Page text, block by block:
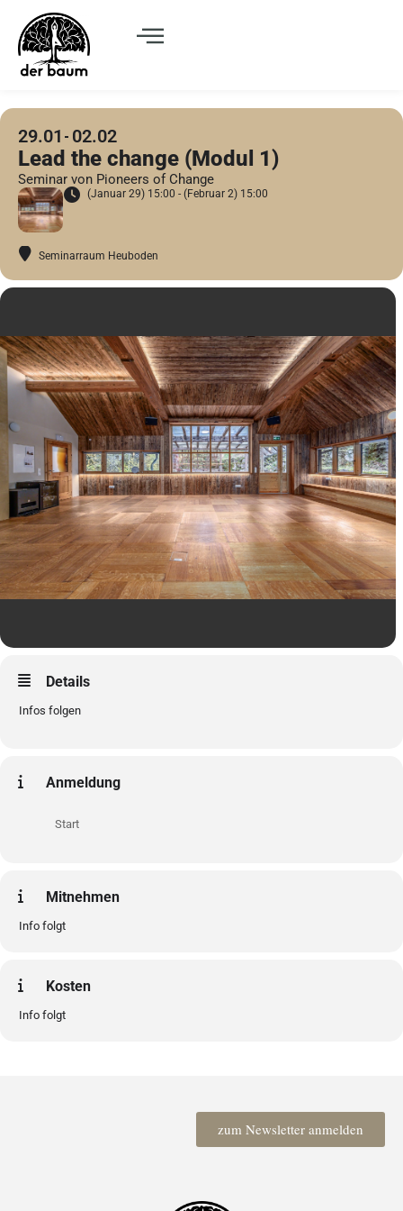
29.01 02.02
Lead the change (Modul 1)
Seminar von Pioneers of Change
(Januar 29) 15:00 - (Februar 2) 15:00
Seminarraum Heuboden
Details
Infos folgen
Anmeldung
Start
Mitnehmen
Info folgt
Kosten
Info folgt
zum Newsletter anmelden